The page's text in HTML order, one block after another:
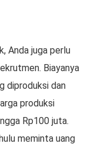
Anda juga perlu
Biayanya
diproduksi dan
produksi
Rp100 juta.
meminta uang